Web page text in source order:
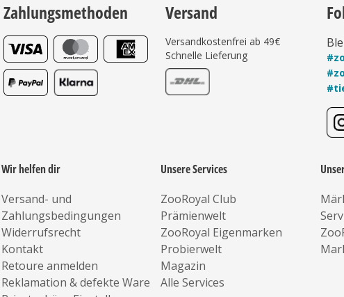
Zahlungsmethoden Versand
Versandkostenfrei ab 49€
Schnelle Lieferung
Wir helfen dir
Versand- und
Zahlungsbedingungen
Widerrufsrecht
Kontakt
Retoure anmelden
Reklamation & defekte Ware
Unsere Services
ZooRoyal Club
Prämienwelt
ZooRoyal Eigenmarken
Probierwelt
Magazin
Alle Services